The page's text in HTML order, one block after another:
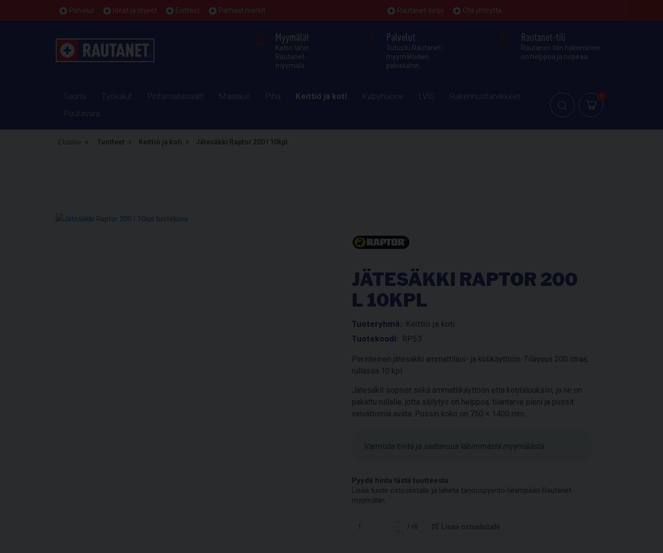
Palvelut Ideat ja ohjeet Esitteet Parhaat merkit Rautanet-ketju Ota yhteyttä
Myymälät
Katso lähin
Rautanet-
myymälä.
Palvelut
Tutustu Rautanet-
myymälöiden
palveluihin.
Rautanet-tili
Rautanet-tilin hakeminen
on helppoa ja nopeaa.
Sauna Työkalut Pintamateriaalit Maalaus Piha Keittiö ja koti Kylpyhuone LVIS
Rakennustarvikkeet
Puutavara
0
Etusivu Tuotteet Keittiö ja koti Jätesäkki Raptor 200 l 10kpl
JÄTESÄKKI RAPTOR 200
L 10KPL
Tuoteryhmä: Keittiö ja koti
Tuotekoodi: RP53
Perinteinen jätesäkki ammattilais- ja kotikäyttöön. Tilavuus 200 litraa,
rullassa 10 kpl.
Jätesäkit sopivat sekä ammattikäyttöön että kotitalouksiin, ja ne on
pakattu rullalle, jotta säilytys on helppoa, tilantarve pieni ja pussit
vaivattomia avata. Pussin koko on 750 × 1400 mm.
Varmista hinta ja saatavuus lähimmästä myymälästä.
Pyydä hinta tästä tuotteesta
Lisää tuote ostoslistalle ja lähetä tarjouspyyntö lähimpään Rautanet-
myymälän.
/ rll Lisää ostoslistalle